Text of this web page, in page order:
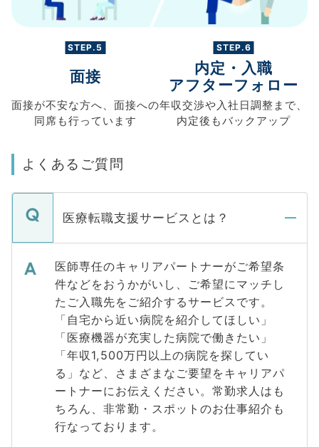
STEP.5
面接
面接が不安な方へ、 面接への
同席も行っています
STEP.6
内定・入職
アフターフォロー
年収交渉や入社日調整まで、
内定後もバックアップ
よくあるご質問
医療転職支援サービスとは？
医師専任のキャリアパートナーがご希望条
件などをおうかがいし、ご希望にマッチし
たご入職先をご紹介するサービスです。
「自宅から近い病院を紹介してほしい」
「医療機器が充実した病院で働きたい」
「年収1,500万円以上の病院を探してい
る」など、さまざまなご要望をキャリアパ
ートナーにお伝えください。常勤求人はも
ちろん、非常勤・スポットのお仕事紹介も
行なっております。